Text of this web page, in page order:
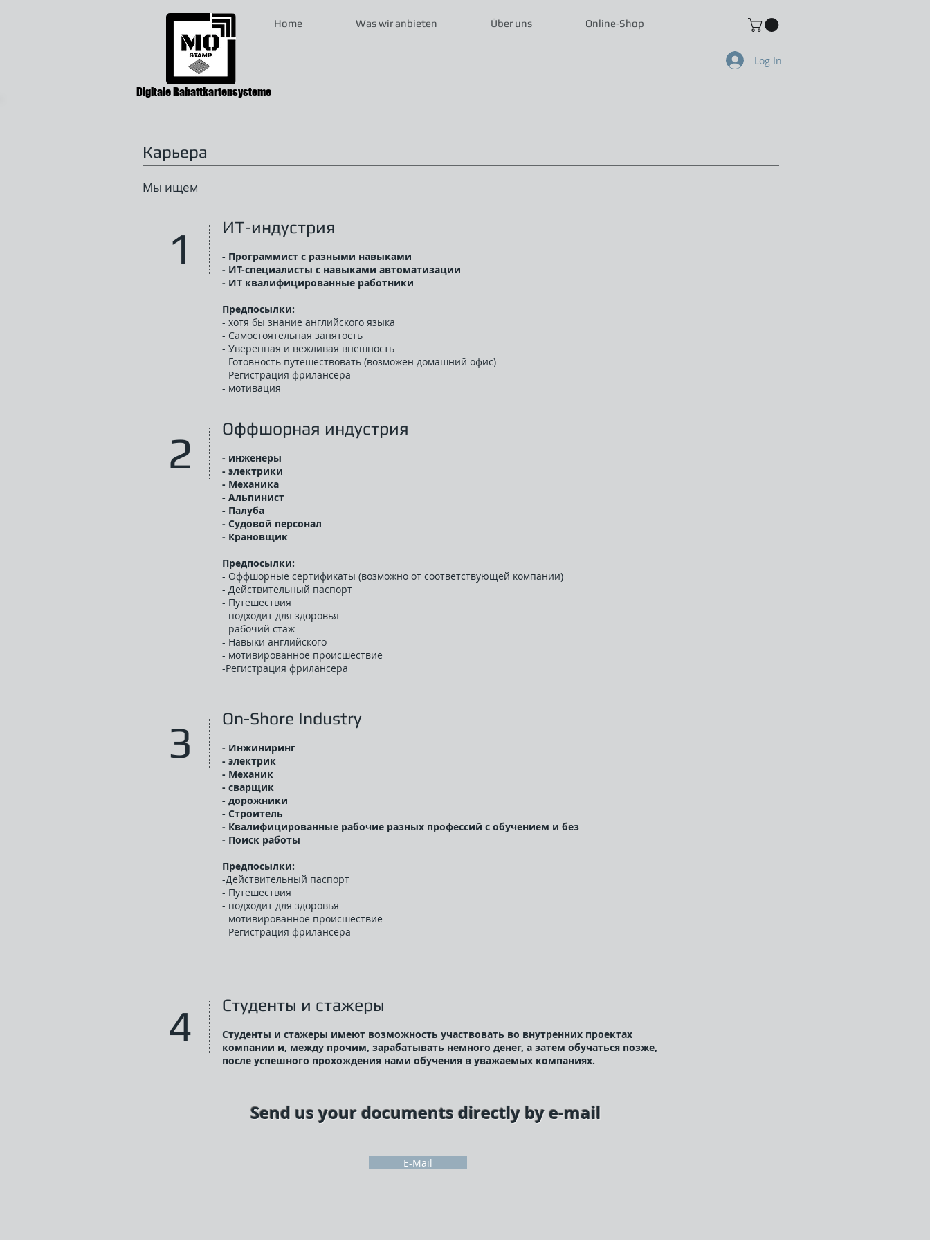
Home Was wir anbieten Über uns Online-Shop
Log In
Digitale Rabattkartensysteme
Карьера
Мы ищем
1 ИТ-индустрия
- Программист с разными навыками
- ИТ-специалисты с навыками автоматизации
- ИТ квалифицированные работники
Предпосылки:
- хотя бы знание английского языка
- Самостоятельная занятость
- Уверенная и вежливая внешность
- Готовность путешествовать (возможен домашний офис)
- Регистрация фрилансера
- мотивация
2 Оффшорная индустрия
- инженеры
- электрики
- Механика
- Aльпинист
- Палуба
- Cудовой персонал
- Крановщик
Предпосылки:
- Оффшорные сертификаты (возможно от соответствующей компании)
- Действительный паспорт
- Путешествия
- подходит для здоровья
- рабочий стаж
- Навыки английского
- мотивированное происшествие
-Регистрация фрилансера
3 On-Shore Industry
- Инжиниринг
- электрик
- Механик
- сварщик
- дорожники
- Строитель
- Квалифицированные рабочие разных профессий с обучением и без
- Поиск работы
Предпосылки:
-Действительный паспорт
- Путешествия
- подходит для здоровья
- мотивированное происшествие
- Регистрация фрилансера
4 Студенты и стажеры
Студенты и стажеры имеют возможность участвовать во внутренних проектах
компании и, между прочим, зарабатывать немного денег, а затем обучаться позже,
после успешного прохождения нами обучения в уважаемых компаниях.
Send us your documents directly by e-mail
E-Mail